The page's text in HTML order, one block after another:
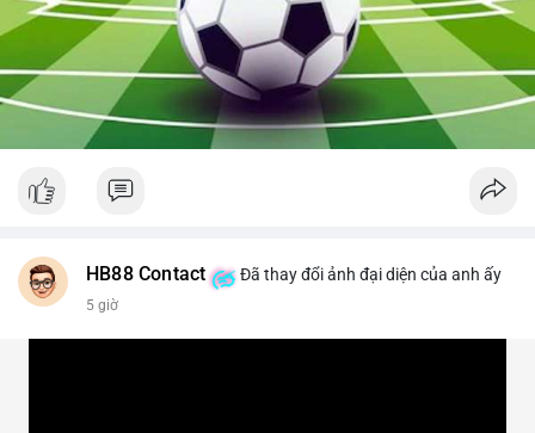
HB88 Contact Đã thay đổi ảnh đại diện của anh ấy
5 giờ